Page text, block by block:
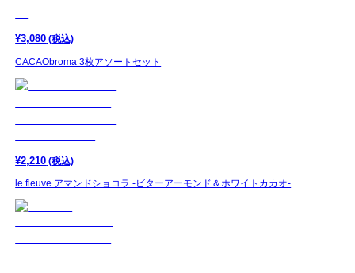
¥3,080 (税込)
CACAObroma 3枚アソートセット
¥2,210 (税込)
le fleuve アマンドショコラ -ビターアーモンド＆ホワイトカカオ-